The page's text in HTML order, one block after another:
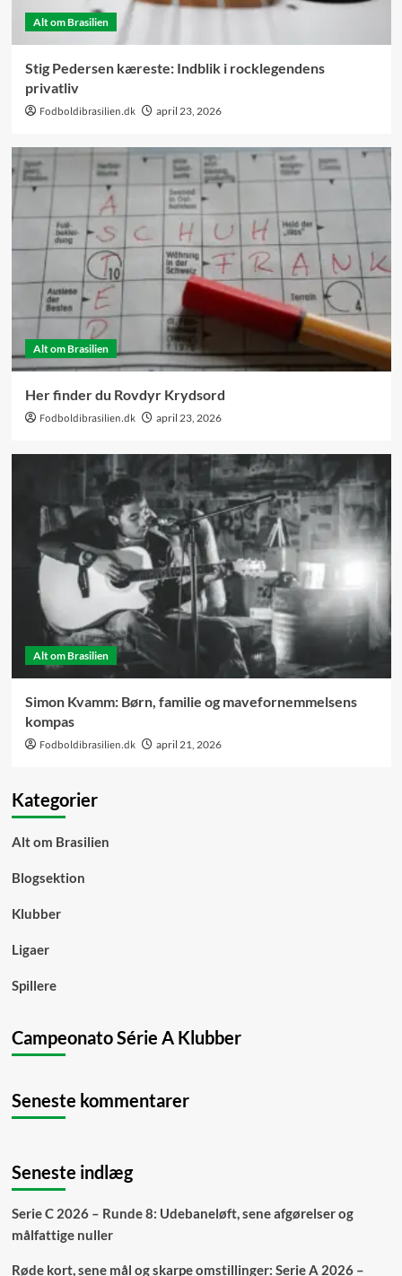
Alt om Brasilien
Stig Pedersen kæreste: Indblik i rocklegendens
privatliv
Fodboldibrasilien.dk april 23, 2026
Alt om Brasilien
Her finder du Rovdyr Krydsord
Fodboldibrasilien.dk april 23, 2026
Alt om Brasilien
Simon Kvamm: Børn, familie og mavefornemmelsens
kompas
Fodboldibrasilien.dk april 21, 2026
Kategorier
Alt om Brasilien
Blogsektion
Klubber
Ligaer
Spillere
Campeonato Série A Klubber
Seneste kommentarer
Seneste indlæg
Serie C 2026 – Runde 8: Udebaneløft, sene afgørelser og
målfattige nuller
Røde kort, sene mål og skarpe omstillinger: Serie A 2026 –